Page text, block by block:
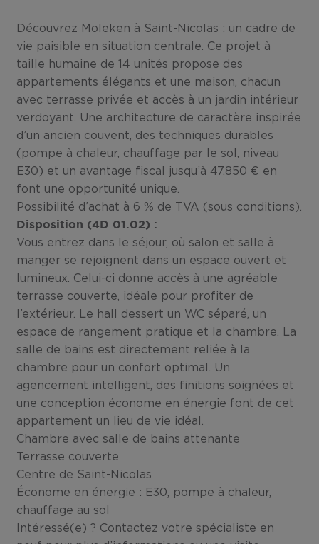
Découvrez Moleken à Saint-Nicolas : un cadre de
vie paisible en situation centrale. Ce projet à
taille humaine de 14 unités propose des
appartements élégants et une maison, chacun
avec terrasse privée et accès à un jardin intérieur
verdoyant. Une architecture de caractère inspirée
d’un ancien couvent, des techniques durables
(pompe à chaleur, chauffage par le sol, niveau
E30) et un avantage fiscal jusqu’à 47.850 € en
font une opportunité unique.
Possibilité d’achat à 6 % de TVA (sous conditions).
Disposition (4D 01.02) :
Vous entrez dans le séjour, où salon et salle à
manger se rejoignent dans un espace ouvert et
lumineux. Celui-ci donne accès à une agréable
terrasse couverte, idéale pour profiter de
l’extérieur. Le hall dessert un WC séparé, un
espace de rangement pratique et la chambre. La
salle de bains est directement reliée à la
chambre pour un confort optimal. Un
agencement intelligent, des finitions soignées et
une conception économe en énergie font de cet
appartement un lieu de vie idéal.
Chambre avec salle de bains attenante
Terrasse couverte
Centre de Saint-Nicolas
Économe en énergie : E30, pompe à chaleur,
chauffage au sol
Intéressé(e) ? Contactez votre spécialiste en